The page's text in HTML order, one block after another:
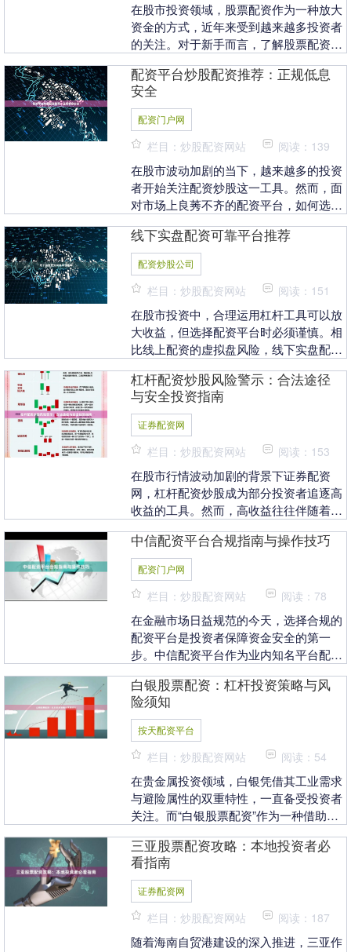
在股市投资领域，股票配资作为一种放大
资金的方式，近年来受到越来越多投资者
的关注。对于新手而言，了解股票配资的
基本概念、操作流程以及潜在风险，是迈
出稳健投资第一步....
配资平台炒股配资推荐：正规低息
安全
配资门户网
栏目：炒股配资网站 阅读：139
在股市波动加剧的当下，越来越多的投资
者开始关注配资炒股这一工具。然而，面
对市场上良莠不齐的配资平台，如何选择
一家**正规、低息、安全**的配资平台，
成为每位投资....
线下实盘配资可靠平台推荐
配资炒股公司
栏目：炒股配资网站 阅读：151
在股市投资中，合理运用杠杆工具可以放
大收益，但选择配资平台时必须谨慎。相
比线上配资的虚拟盘风险，线下实盘配资
因其资金流向透明、操作真实而更受资深
投资者青睐。然而....
杠杆配资炒股风险警示：合法途径
与安全投资指南
证券配资网
栏目：炒股配资网站 阅读：153
在股市行情波动加剧的背景下证券配资
网，杠杆配资炒股成为部分投资者追逐高
收益的工具。然而，高收益往往伴随着高
风险，不少投资者因盲目使用杠杆而蒙受
巨大损失。本文将深....
中信配资平台合规指南与操作技巧
配资门户网
栏目：炒股配资网站 阅读：78
在金融市场日益规范的今天，选择合规的
配资平台是投资者保障资金安全的第一
步。中信配资平台作为业内知名平台配资
门户网，其合规运营与操作技巧备受关
注。本文将为您详细解....
白银股票配资：杠杆投资策略与风
险须知
按天配资平台
栏目：炒股配资网站 阅读：54
在贵金属投资领域，白银凭借其工业需求
与避险属性的双重特性，一直备受投资者
关注。而“白银股票配资”作为一种借助杠
杆放大收益的方式，近年来逐渐进入大众
视野。本文将解....
三亚股票配资攻略：本地投资者必
看指南
证券配资网
栏目：炒股配资网站 阅读：187
随着海南自贸港建设的深入推进，三亚作